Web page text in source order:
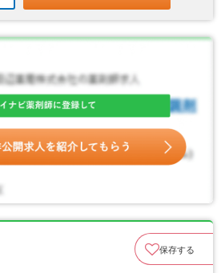
保存する